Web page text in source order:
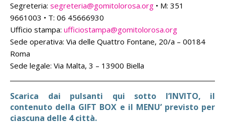
Segreteria: segreteria@gomitolorosa.org • M: 351
9661003 • T: 06 45666930
Ufficio stampa: ufficiostampa@gomitolorosa.org
Sede operativa: Via delle Quattro Fontane, 20/a – 00184
Roma
Sede legale: Via Malta, 3 – 13900 Biella
Scarica dai pulsanti qui sotto l’INVITO, il
contenuto della GIFT BOX e il MENU’ previsto per
ciascuna delle 4 città.